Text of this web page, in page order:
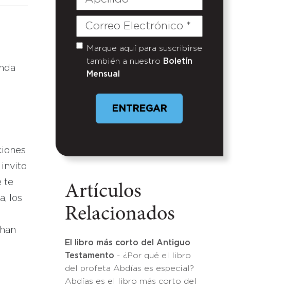
invito
te
los
Correo
Untitled
Marque aquí para suscribirse
también a nuestro Boletín
Mensual
ENTREGAR
Artículos
Relacionados
El libro más corto del Antiguo
Testamento - ¿Por qué el libro
del profeta Abdías es especial?
Abdías es el libro más corto del